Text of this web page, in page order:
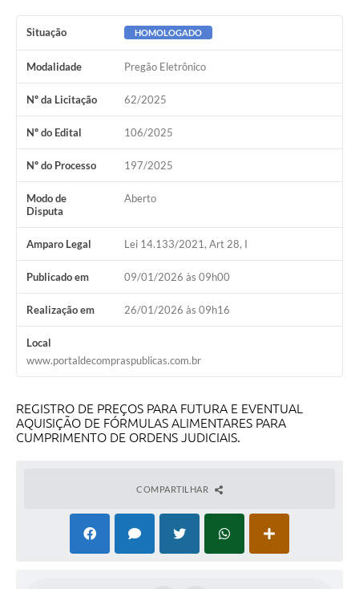
Situação HOMOLOGADO
Modalidade Pregão Eletrônico
Nº da Licitação 62/2025
Nº do Edital 106/2025
Nº do Processo 197/2025
Modo de
Disputa
Aberto
Amparo Legal Lei 14.133/2021, Art 28, I
Publicado em 09/01/2026 às 09h00
Realização em 26/01/2026 às 09h16
Local
www.portaldecompraspublicas.com.br
REGISTRO DE PREÇOS PARA FUTURA E EVENTUAL
AQUISIÇÃO DE FÓRMULAS ALIMENTARES PARA
CUMPRIMENTO DE ORDENS JUDICIAIS.
COMPARTILHAR